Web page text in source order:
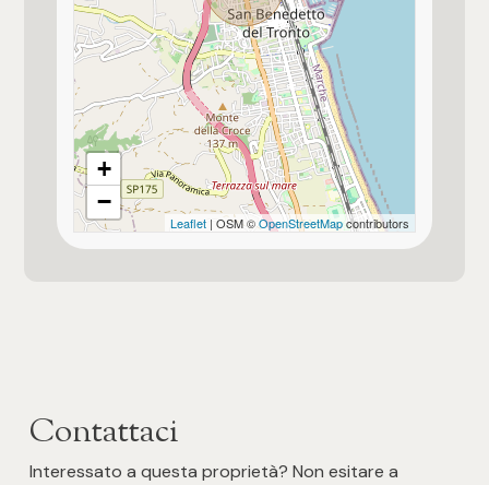
Palazzetto dello sport / stadio Riviera
delle Palm
Ufficio Postale
Centro commerciale
Uffici comunali
+
−
Leaflet| OSM ©OpenStreetMapcontributors
Contattaci
Interessato a questa proprietà? Non esitare a
Posto auto/Box
Balcone/Terrazzo
Ascensore
Arredato